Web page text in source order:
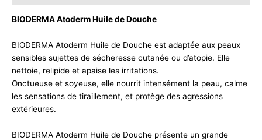
BIODERMA Atoderm Huile de Douche
BIODERMA Atoderm Huile de Douche est adaptée aux peaux
sensibles sujettes de sécheresse cutanée ou d’atopie. Elle
nettoie, relipide et apaise les irritations.
Onctueuse et soyeuse, elle nourrit intensément la peau, calme
les sensations de tiraillement, et protège des agressions
extérieures.
BIODERMA Atoderm Huile de Douche présente un grande